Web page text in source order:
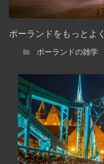
ポーランドをもっと
ポーランドの雑学